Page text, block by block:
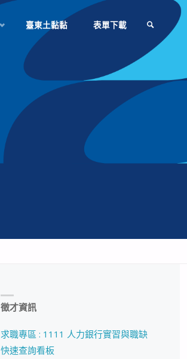
臺東土黏黏 表單下載
徵才資訊
求職專區 : 1111 人力銀行實習與職缺
快速查詢看板